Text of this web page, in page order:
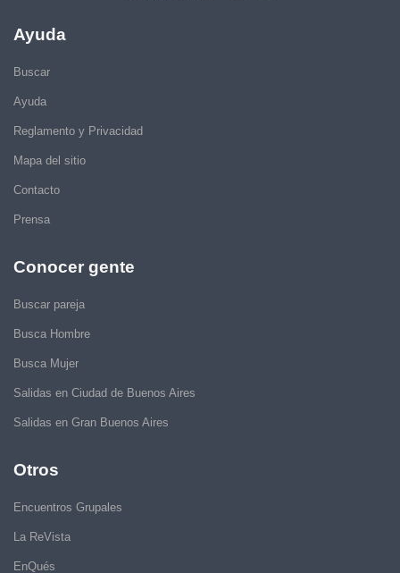
Ayuda
Buscar
Ayuda
Reglamento y Privacidad
Mapa del sitio
Contacto
Prensa
Conocer gente
Buscar pareja
Busca Hombre
Busca Mujer
Salidas en Ciudad de Buenos Aires
Salidas en Gran Buenos Aires
Otros
Encuentros Grupales
La ReVista
EnQués